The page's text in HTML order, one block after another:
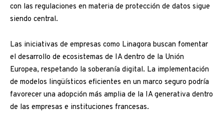
con las regulaciones en materia de protección de datos sigue
siendo central.
Las iniciativas de empresas como Linagora buscan fomentar
el desarrollo de ecosistemas de IA dentro de la Unión
Europea, respetando la soberanía digital. La implementación
de modelos lingüísticos eficientes en un marco seguro podría
favorecer una adopción más amplia de la IA generativa dentro
de las empresas e instituciones francesas.